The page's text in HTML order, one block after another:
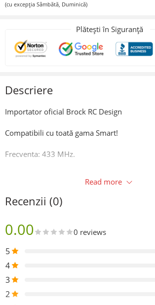
(cu excepția Sâmbătă, Duminică)
Plătești în Siguranță
Descriere
Importator oficial Brock RC Design
Compatibili cu toată gama Smart!
Frecventa: 433 MHz.
Valvă: Aluminiu.
modelul si anul fabricației (Exemplu: Smart
Garanție 24 luni in baza bonului fiscal sau a
Montaj profesional in unitatea noastra:
Centrul de jante si anvelope -AUTOFIX-
Read more
Recenzii (0)
0.00 0 reviews
5
4
3
2